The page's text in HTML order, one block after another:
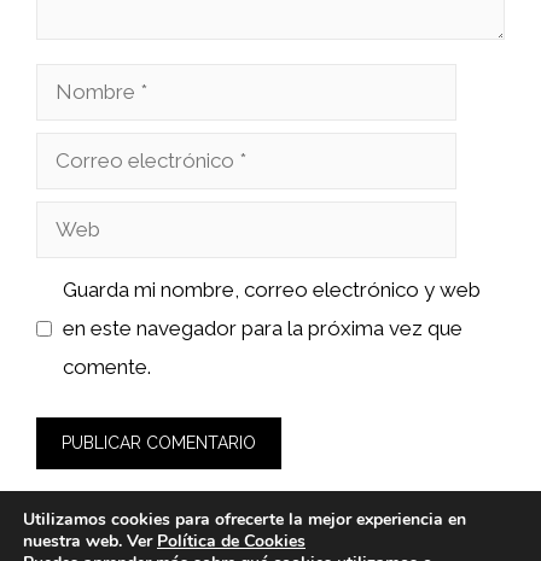
Nombre
Correo
Web
Guarda mi nombre, correo electrónico y web
en este navegador para la próxima vez que
comente.
Utilizamos cookies para ofrecerte la mejor experiencia en
nuestra web. Ver Política de Cookies